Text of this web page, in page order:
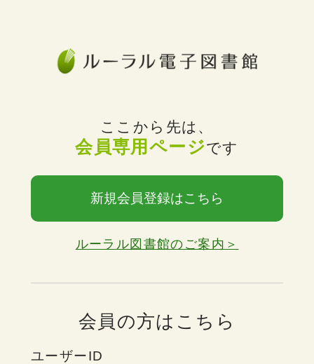
ここから先は、
会員専用ページです
新規会員登録はこちら
ルーラル図書館のご案内＞
会員の方はこちら
ユーザーID